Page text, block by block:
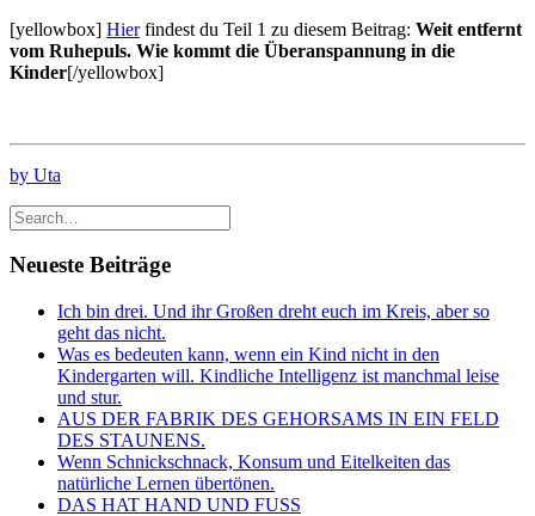
[yellowbox] Hierfindest du Teil 1 zu diesem Beitrag: Weit entfernt
vom Ruhepuls. Wie kommt die Überanspannung in die
Kinder[/yellowbox]
by Uta
Neueste Beiträge
Ich bin drei. Und ihr Großen dreht euch im Kreis, aber so
geht das nicht.
Was es bedeuten kann, wenn ein Kind nicht in den
Kindergarten will. Kindliche Intelligenz ist manchmal leise
und stur.
AUS DER FABRIK DES GEHORSAMS IN EIN FELD
DES STAUNENS.
Wenn Schnickschnack, Konsum und Eitelkeiten das
natürliche Lernen übertönen.
DAS HAT HAND UND FUSS